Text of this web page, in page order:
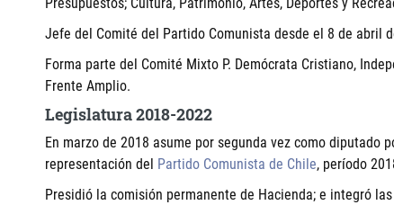
Jefe del Comité del Partido Comunista desde el 8 de abril
Forma parte del Comité Mixto P. Demócrata Cristiano,
Frente Amplio.
Legislatura 2018-2022
En marzo de 2018 asume por segunda vez como diputado
representación del Partido Comunista de Chile, período
Presidió la comisión permanente de Hacienda; e integró